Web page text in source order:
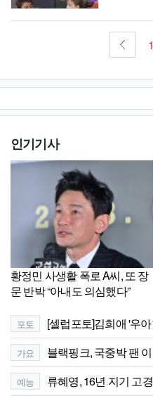
1
인기기사
황정민 사생활 폭로 A씨, 또 장
문 반박 “아내도 의심했다”
포토 [셀럽포토]김희애 '우
가요 블랙핑크, 국중박 팬
예능 류혜영, 16년 지기 고